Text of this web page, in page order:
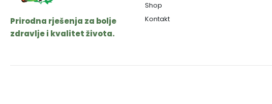
Prirodna rješenja za bolje
zdravlje i kvalitet života.
Shop
Kontakt